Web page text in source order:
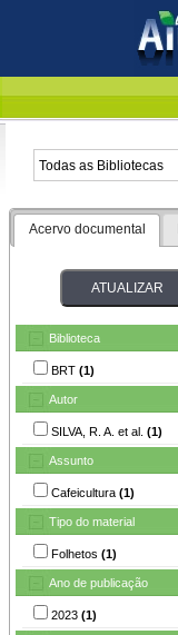
Acervo documental
Biblioteca
BRT (1)
Autor
SILVA, R. A. et al. (1)
Assunto
Cafeicultura (1)
Tipo do material
Folhetos (1)
Ano de publicação
2023 (1)